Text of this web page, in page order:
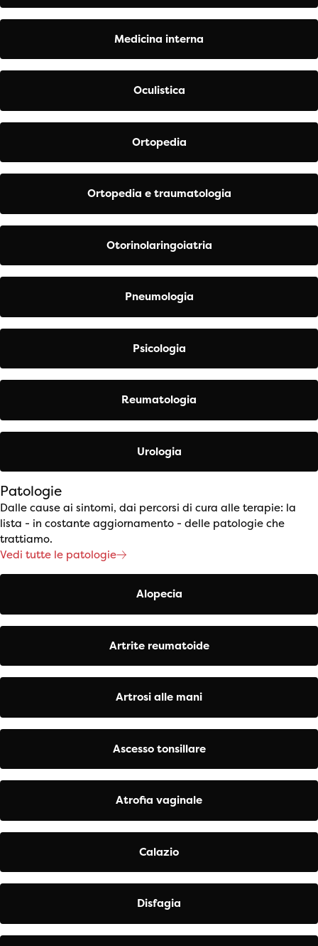
Medicina interna
Oculistica
Ortopedia
Ortopedia e traumatologia
Otorinolaringoiatria
Pneumologia
Psicologia
Reumatologia
Urologia
Patologie
Dalle cause ai sintomi, dai percorsi di cura alle terapie: la
lista - in costante aggiornamento - delle patologie che
trattiamo.
Vedi tutte le patologie
Alopecia
Artrite reumatoide
Artrosi alle mani
Ascesso tonsillare
Atrofia vaginale
Calazio
Disfagia